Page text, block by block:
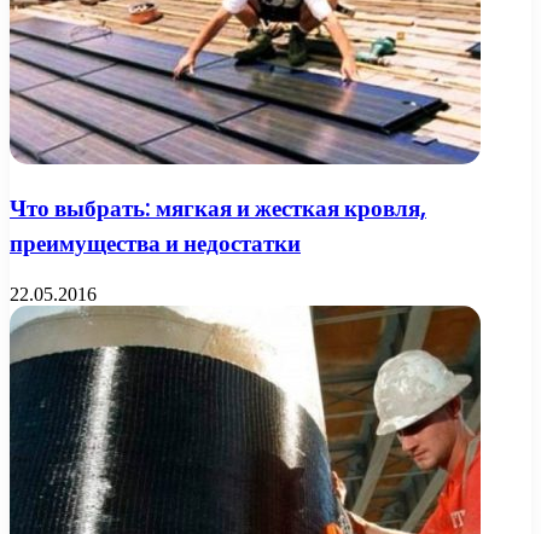
Что выбрать: мягкая и жесткая кровля,
преимущества и недостатки
22.05.2016